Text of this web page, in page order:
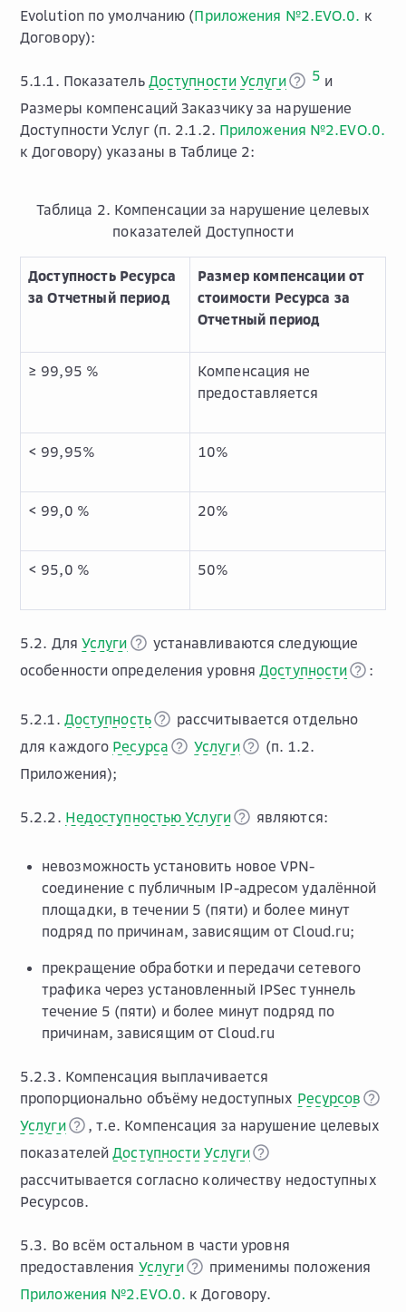
Evolution по умолчанию (Приложения №2.EVO.0. к
Договору):
5.1.1. Показатель Доступности Услуги 5 и
Размеры компенсаций Заказчику за нарушение
Доступности Услуг (п. 2.1.2. Приложения №2.EVO.0.
к Договору) указаны в Таблице 2:
Таблица 2. Компенсации за нарушение целевых
показателей Доступности
Доступность Ресурса
за Отчетный период
Размер компенсации от
стоимости Ресурса за
Отчетный период
≥ 99,95 %
Компенсация не
предоставляется
< 99,95% 10%
< 99,0 % 20%
< 95,0 % 50%
5.2. Для Услуги
устанавливаются следующие
особенности определения уровняДоступности :
5.2.1. Доступность
рассчитывается отдельно
для каждого Ресурса Услуги
(п. 1.2.
Приложения);
5.2.2. Недоступностью Услуги являются:
невозможность установить новое VPN-
соединение с публичным IP-адресом удалённой
площадки, в течении 5 (пяти) и более минут
подряд по причинам, зависящим от Cloud.ru;
прекращение обработки и передачи сетевого
трафика через установленный IPSec туннель
течение 5 (пяти) и более минут подряд по
причинам, зависящим от Cloud.ru
5.2.3. Компенсация выплачивается
пропорционально объёму недоступных Ресурсов
Услуги
, т.е. Компенсация за нарушение целевых
показателейДоступности Услуги
рассчитывается согласно количеству недоступных
Ресурсов.
5.3. Во всём остальном в части уровня
предоставления Услуги
применимы положения
Приложения №2.EVO.0. к Договору.